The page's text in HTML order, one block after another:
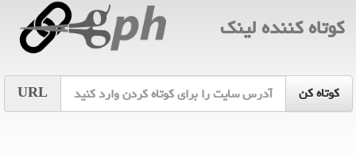
كوتاه كننده لینك
URL